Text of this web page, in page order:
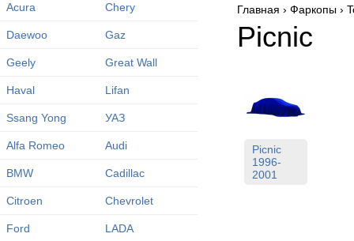
Acura Chery
Daewoo Gaz
Geely Great Wall
Haval Lifan
Ssang Yong УАЗ
Alfa Romeo Audi
BMW Cadillac
Citroen Chevrolet
Ford LADA
Вы здесь
Главная › Фаркопы ›
Picnic
Picnic
1996-
2001